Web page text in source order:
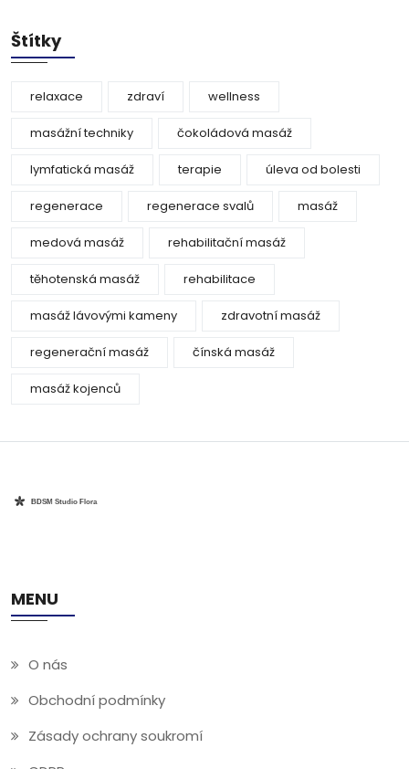
Štítky
relaxace zdraví wellness
masážní techniky čokoládová masáž
lymfatická masáž terapie úleva od bolesti
regenerace regenerace svalů masáž
medová masáž rehabilitační masáž
těhotenská masáž rehabilitace
masáž lávovými kameny zdravotní masáž
regenerační masáž čínská masáž
masáž kojenců
MENU
O nás
Obchodní podmínky
Zásady ochrany soukromí